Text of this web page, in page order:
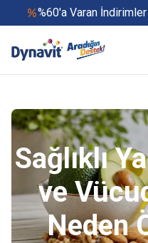
%60'a Varan
Yaz Boyu 500
Yaza Özel
Sağlıklı
ve
Neden